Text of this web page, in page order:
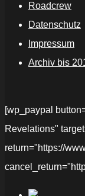
Roadcrew
Datenschutz
Impressum
Archiv bis
[wp_paypal
Revelations"
return="https://